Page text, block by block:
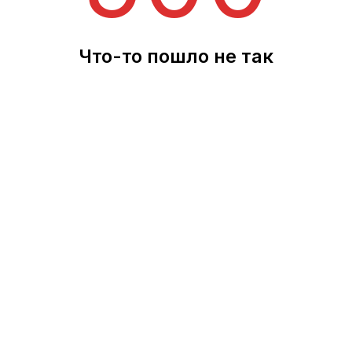
Что-то пошло не так